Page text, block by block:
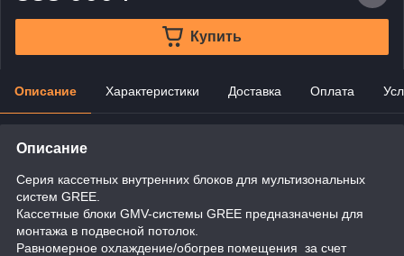
Купить
Описание Характеристики Доставка Оплата
Описание
Серия кассетных внутренних блоков для мультизональных
систем GREE.
Кассетные блоки GMV-системы GREE предназначены для
монтажа в подвесной потолок.
Равномерное охлаждение/обогрев помещения за счет